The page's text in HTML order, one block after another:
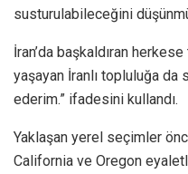
susturulabileceğini
İran’da başkaldıran
yaşayan İranlı topluluğa da
ederim.” ifadesini kullandı.
Yaklaşan yerel seçimler
California ve Oregon